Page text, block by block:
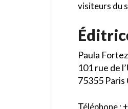
visiteurs du
Paula
101 rue de
75355 Paris
Téléphone :